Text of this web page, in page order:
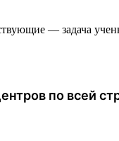
— задача
по всей